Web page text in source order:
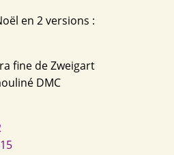
en 2 versions :
fine de Zweigart
DMC